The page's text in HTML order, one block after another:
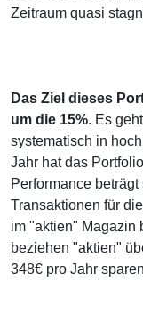
Zeitraum quasi
Das Ziel dieses
um die 15%. Es
systematisch in
Jahr hat das
Performance
Transaktionen für
im "aktien" Magazin
beziehen "aktien"
348€ pro Jahr